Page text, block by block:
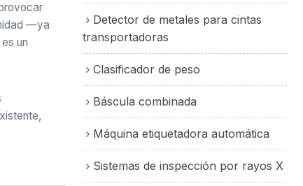
—ya
un
Detector de metales para cintas
transportadoras
Clasificador de peso
Báscula combinada
Máquina etiquetadora automática
Sistemas de inspección por rayos X